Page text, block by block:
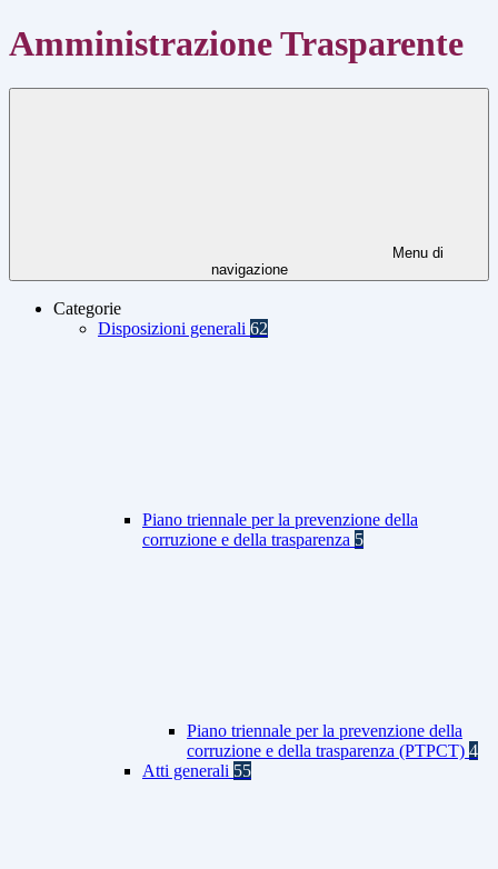
Amministrazione Trasparente
Menu di
navigazione
Categorie
Disposizioni generali 62
Piano triennale per la prevenzione della
corruzione e della trasparenza 5
Piano triennale per la prevenzione della
corruzione e della trasparenza (PTPCT) 4
Atti generali 55